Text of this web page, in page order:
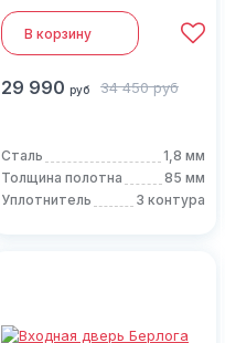
В корзину
29 990 руб 34 450 руб
Сталь
1,8 мм
Толщина полотна
85 мм
Уплотнитель
3 контура